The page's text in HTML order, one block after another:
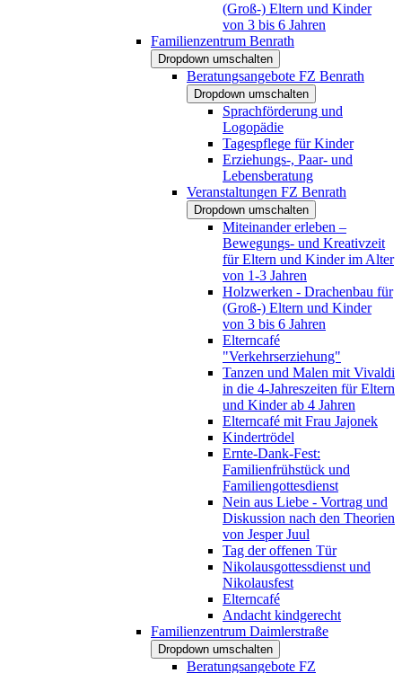
(Groß-) Eltern und Kinder
von 3 bis 6 Jahren
Familienzentrum Benrath
Dropdown umschalten
Beratungsangebote FZ Benrath
Dropdown umschalten
Sprachförderung und
Logopädie
Tagespflege für Kinder
Erziehungs-, Paar- und
Lebensberatung
Veranstaltungen FZ Benrath
Dropdown umschalten
Miteinander erleben –
Bewegungs- und Kreativzeit
für Eltern und Kinder im Alter
von 1-3 Jahren
Holzwerken - Drachenbau für
(Groß-) Eltern und Kinder
von 3 bis 6 Jahren
Elterncafé
"Verkehrserziehung"
Tanzen und Malen mit Vivaldi
in die 4-Jahreszeiten für Eltern
und Kinder ab 4 Jahren
Elterncafé mit Frau Jajonek
Kindertrödel
Ernte-Dank-Fest:
Familienfrühstück und
Familiengottesdienst
Nein aus Liebe - Vortrag und
Diskussion nach den Theorien
von Jesper Juul
Tag der offenen Tür
Nikolausgottessdienst und
Nikolausfest
Elterncafé
Andacht kindgerecht
Familienzentrum Daimlerstraße
Dropdown umschalten
Beratungsangebote FZ